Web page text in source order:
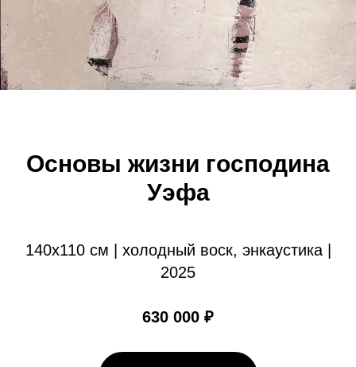
Основы жизни господина
Уэфа
140х110 см | холодный воск, энкаустика |
2025
630 000 ₽